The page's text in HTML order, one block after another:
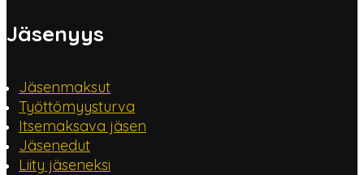
Jäsenyys
Jäsenmaksut
Työttömyysturva
Itsemaksava jäsen
Jäsenedut
Liity jäseneksi